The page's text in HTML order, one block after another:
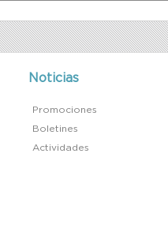
Noticias
Promociones
Boletines
Actividades